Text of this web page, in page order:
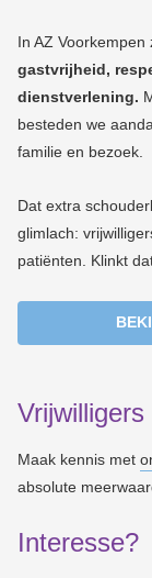
In AZ
gastvrijheid,
dienstverlening.
besteden we
familie en bezoek.
Dat extra
glimlach:
patiënten.
Klinkt
Maak kennis met
absolute
Interesse?